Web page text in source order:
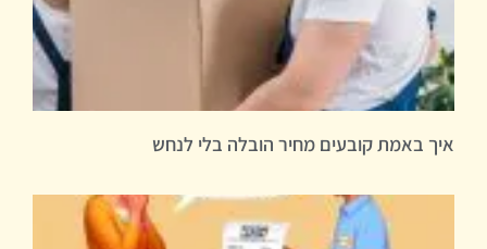
איך באמת קובעים מחיר הובלה בלי לנחש